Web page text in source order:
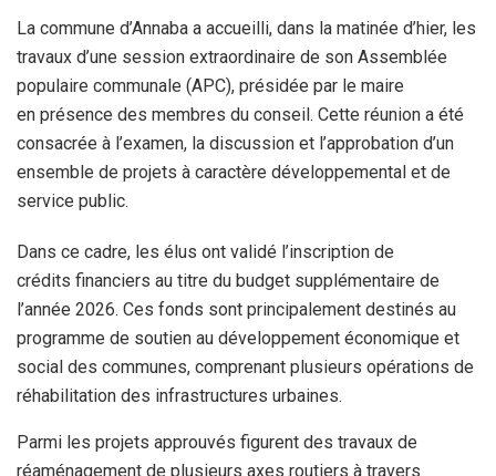
La commune d’Annaba a accueilli, dans la matinée d’hier, les
travaux d’une session extraordinaire de son Assemblée
populaire communale (APC), présidée par le maire
en présence des membres du conseil. Cette réunion a été
consacrée à l’examen, la discussion et l’approbation d’un
ensemble de projets à caractère développemental et de
service public.
Dans ce cadre, les élus ont validé l’inscription de
crédits financiers au titre du budget supplémentaire de
l’année 2026. Ces fonds sont principalement destinés au
programme de soutien au développement économique et
social des communes, comprenant plusieurs opérations de
réhabilitation des infrastructures urbaines.
Parmi les projets approuvés figurent des travaux de
réaménagement de plusieurs axes routiers à travers